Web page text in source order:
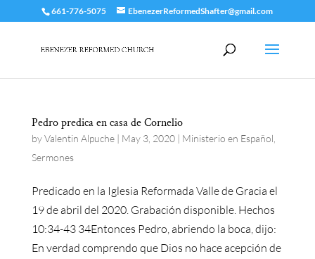
661-776-5075 EbenezerReformedShafter@gmail.com
Pedro predica en casa de Cornelio
byValentin Alpuche| May 3, 2020| Ministerio en Español
Sermones
Predicado en la Iglesia Reformada Valle de Gracia el
19 de abril del 2020. Grabación disponible. Hechos
10:34-43 34Entonces Pedro, abriendo la boca, dijo:
En verdad comprendo que Dios no hace acepción de